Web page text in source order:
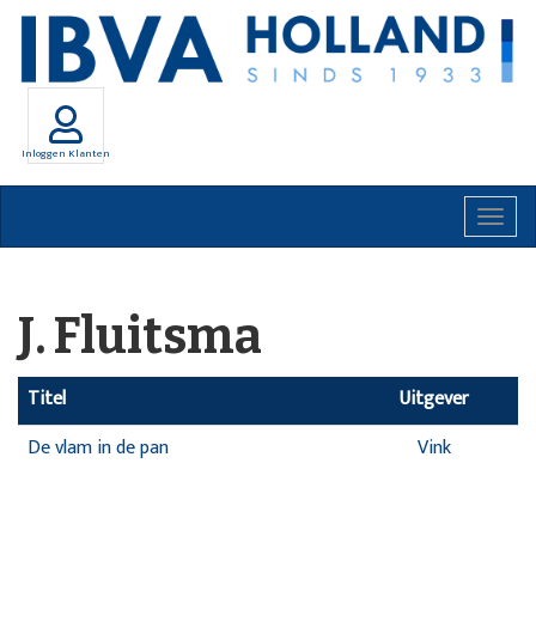
Inloggen Klanten
J. Fluitsma
Titel
Uitgever
De vlam in de pan
Vink